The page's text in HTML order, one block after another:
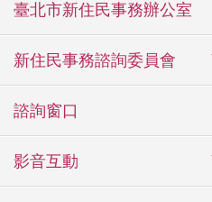
臺北市新住民事務辦公室
新住民事務諮詢委員會
諮詢窗口
影音互動